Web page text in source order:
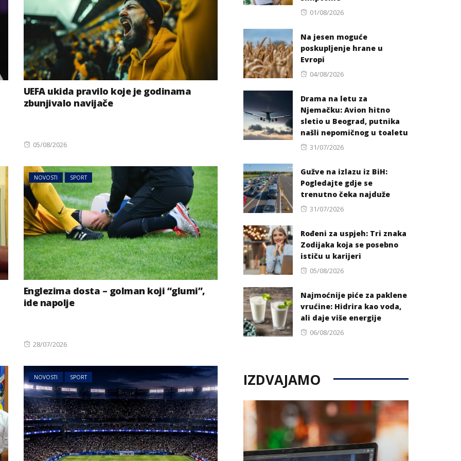
UEFA ukida pravilo koje je godinama
zbunjivalo navijače
Posted
05/08/2026
NOVOSTI SPORT
Englezima dosta – golman koji “glumi”,
ide napolje
Posted
28/07/2026
NOVOSTI SPORT
Posted
01/08/2026
Na jesen moguće
poskupljenje hrane u
Evropi
Posted
04/08/2026
Drama na letu za
Njemačku: Avion hitno
sletio u Beograd, putnika
našli nepomičnog u toaletu
Posted
31/07/2026
Gužve na izlazu iz BiH:
Pogledajte gdje se
trenutno čeka najduže
Posted
31/07/2026
Rođeni za uspjeh: Tri znaka
Zodijaka koja se posebno
ističu u karijeri
Posted
05/08/2026
Najmoćnije piće za paklene
vrućine: Hidrira kao voda,
ali daje više energije
Posted
06/08/2026
IZDVAJAMO